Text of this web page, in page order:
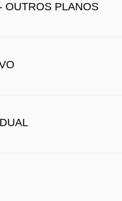
OUTROS PLANOS